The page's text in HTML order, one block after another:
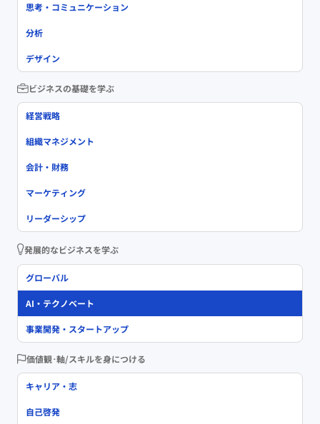
思考・コミュニケーション
分析
デザイン
ビジネスの基礎を学ぶ
経営戦略
組織マネジメント
会計・財務
マーケティング
リーダーシップ
発展的なビジネスを学ぶ
グローバル
AI・テクノベート
事業開発・スタートアップ
価値観･軸/スキルを身につける
キャリア・志
自己啓発